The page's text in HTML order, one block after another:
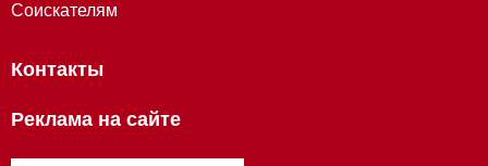
Соискателям
Контакты
Реклама на сайте